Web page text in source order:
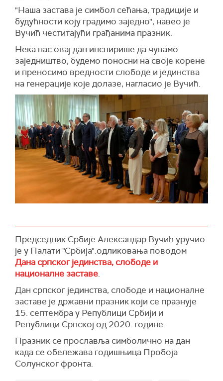
"Наша застава је симбол сећања, традиције и
будућности коју градимо заједно", навео је
Вучић честитајући грађанима празник.
Нека нас овај дан инспирише да чувамо
заједништво, будемо поносни на своје корене
и преносимо вредности слободе и јединства
на генерације које долазе, нагласио је Вучић.
Председник Србије Александар Вучић уручио
је у Палати "Србија".одликовања поводом
Дана српског јединства, слободе и
националне заставе.
Дан српског јединства, слободе и националне
заставе је државни празник који се празнује
15. септембра у Републици Србији и
Републици Српској од 2020. године.
Празник се прославља симболично на дан
када се обележава годишњица Пробоја
Солунског фронта.